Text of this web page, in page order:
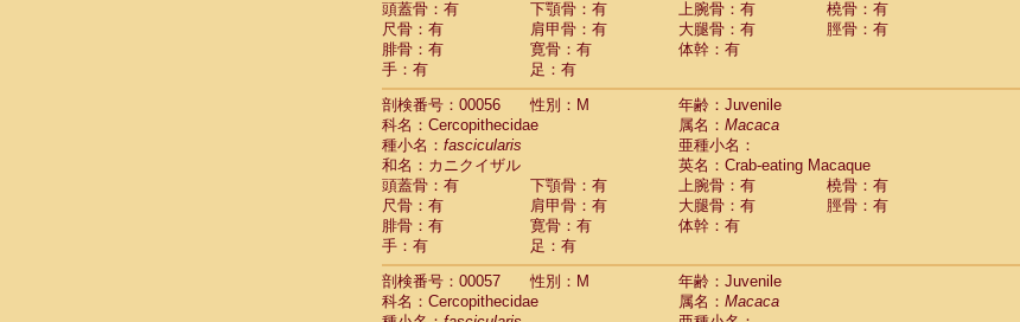
CercopithecidaeAllenopithecus nigroviridis
CercopithecidaeCercopithecus ascanius
CercopithecidaeCercopithecus ascanius schmidti
CercopithecidaeCercopithecus cephus
CercopithecidaeCercopithecus diana
CercopithecidaeCercopithecus hamlyni
Cercopithecidae Cercopithecus lhoesti
Cercopithecidae Cercopithecus mitis(0)
CercopithecidaeCercopithecus mitis doggetti
CercopithecidaeCercopithecus mitis albogularis(0)
CercopithecidaeCercopithecus mona
CercopithecidaeCercopithecus neglectus
CercopithecidaeCercopithecus nigroviridis(0)
CercopithecidaeCercopithecus petaurista buettikoferi
Cercopithecidae Cercopithecusspp.(0)
頭蓋骨：有
下顎骨：有 上腕骨：有
橈骨：有
尺骨：有
肩甲骨：有 大腿骨：有
脛骨：有
腓骨：有
寛骨：有
体幹：有
手：有
足：有
剖検番号：00056
性別：M
年齢：Juvenile
科名：Cercopithecidae
属名： Macaca
種小名： fascicularis
亜種小名：
和名：カニクイザル
英名：Crab-eating Macaque
頭蓋骨：有
下顎骨：有 上腕骨：有
橈骨：有
尺骨：有
肩甲骨：有 大腿骨：有
脛骨：有
腓骨：有
寛骨：有
体幹：有
手：有
足：有
剖検番号：00057
性別：M
年齢：Juvenile
科名：Cercopithecidae
属名： Macaca